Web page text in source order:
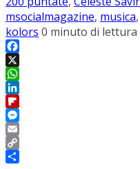
msocialmagazine, musica,
kolors 0 minuto di lettura
Facebook
X
WhatsApp
LinkedIn
Flipboard
Messenger
Email
Copy